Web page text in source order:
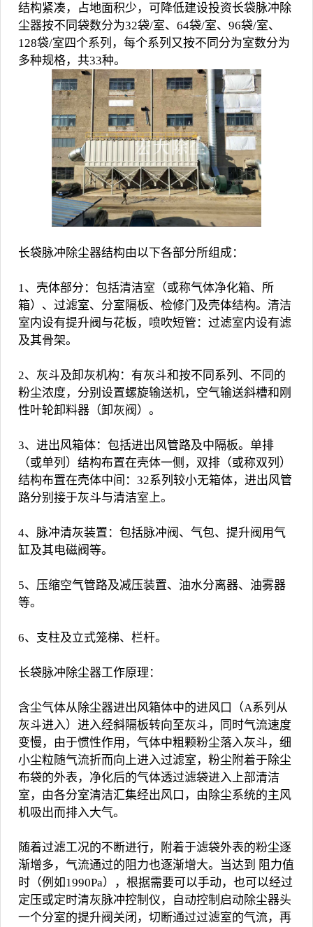
结构紧凑，占地面积少，可降低建设投资长袋脉冲除
尘器按不同袋数分为32袋/室、64袋/室、96袋/室、
128袋/室四个系列，每个系列又按不同分为室数分为
多种规格，共33种。
长袋脉冲除尘器结构由以下各部分所组成：
1、壳体部分：包括清洁室（或称气体净化箱、所
箱）、过滤室、分室隔板、检修门及壳体结构。清洁
室内设有提升阀与花板，喷吹短管：过滤室内设有滤
及其骨架。
2、灰斗及卸灰机构：有灰斗和按不同系列、不同的
粉尘浓度，分别设置螺旋输送机，空气输送斜槽和刚
性叶轮卸料器（卸灰阀）。
3、进出风箱体：包括进出风管路及中隔板。单排
（或单列）结构布置在壳体一侧，双排（或称双列）
结构布置在壳体中间：32系列较小无箱体，进出风管
路分别接于灰斗与清洁室上。
4、脉冲清灰装置：包括脉冲阀、气包、提升阀用气
缸及其电磁阀等。
5、压缩空气管路及减压装置、油水分离器、油雾器
等。
6、支柱及立式笼梯、栏杆。
长袋脉冲除尘器工作原理：
含尘气体从除尘器进出风箱体中的进风口（A系列从
灰斗进入）进入经斜隔板转向至灰斗，同时气流速度
变慢，由于惯性作用，气体中粗颗粉尘落入灰斗，细
小尘粒随气流折而向上进入过滤室，粉尘附着于除尘
布袋的外表，净化后的气体透过滤袋进入上部清洁
室，由各分室清洁汇集经出风口，由除尘系统的主风
机吸出而排入大气。
随着过滤工况的不断进行，附着于滤袋外表的粉尘逐
渐增多，气流通过的阻力也逐渐增大。当达到 阻力值
时（例如1990Pa），根据需要可以手动，也可以经过
定压或定时清灰脉冲控制仪，自动控制启动除尘器头
一个分室的提升阀关闭，切断通过过滤室的气流，再